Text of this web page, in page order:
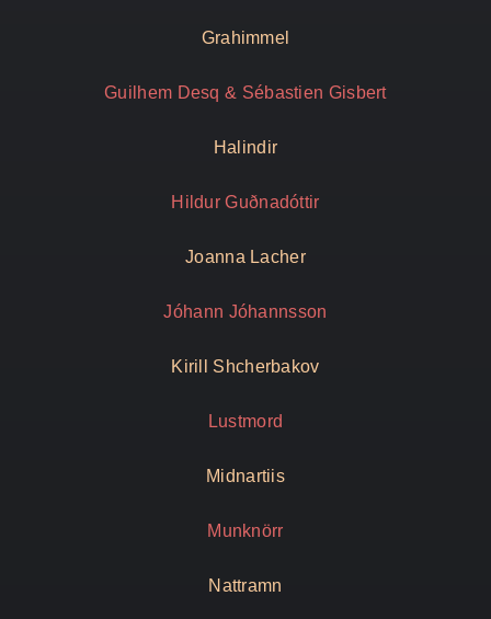
Grahimmel
Guilhem Desq & Sébastien Gisbert
Halindir
Hildur Guðnadóttir
Joanna Lacher
Jóhann Jóhannsson
Kirill Shcherbakov
Lustmord
Midnartiis
Munknörr
Nattramn